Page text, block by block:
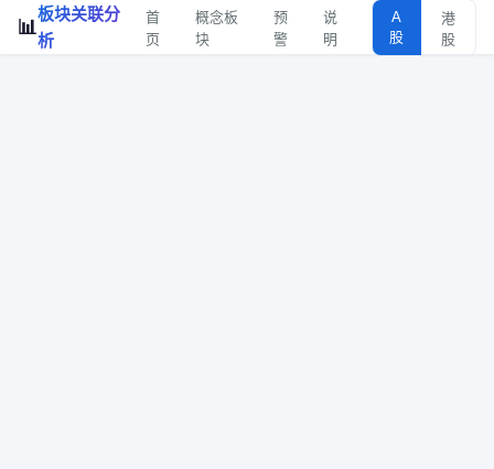
📊
板块关联分
析
首
页
概念板
块
预
警
说
明
A
股
港
股